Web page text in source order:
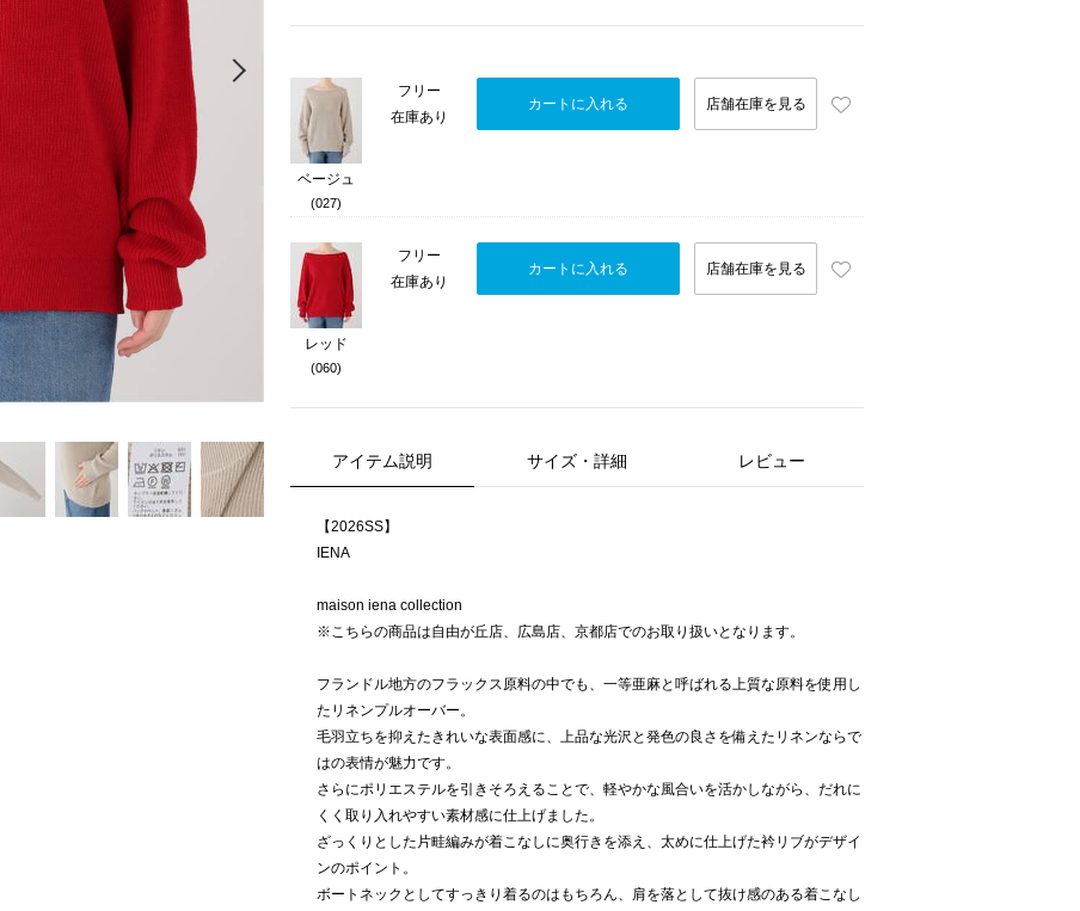
ベージュ
(027)
フリー
在庫あり
カートに入れる 店舗在庫を見る
レッド
(060)
フリー
在庫あり
カートに入れる 店舗在庫を見る
アイテム説明 サイズ・詳細 レビュー
【2026SS】
IENA
maison iena collection
※こちらの商品は自由が丘店、広島店、京都店でのお取り扱いとなります。
フランドル地方のフラックス原料の中でも、一等亜麻と呼ばれる上質な原料を使用し
たリネンプルオーバー。
毛羽立ちを抑えたきれいな表面感に、上品な光沢と発色の良さを備えたリネンならで
はの表情が魅力です。
さらにポリエステルを引きそろえることで、軽やかな風合いを活かしながら、だれに
くく取り入れやすい素材感に仕上げました。
ざっくりとした片畦編みが着こなしに奥行きを添え、太めに仕上げた衿リブがデザイ
ンのポイント。
ボートネックとしてすっきり着るのはもちろん、肩を落として抜け感のある着こなし